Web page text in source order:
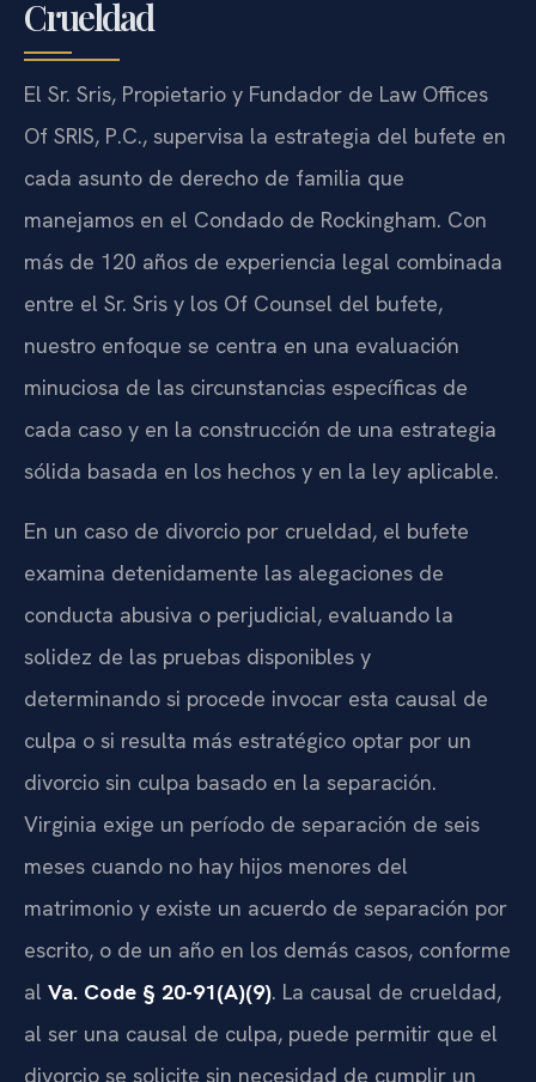
Crueldad
El Sr. Sris, Propietario y Fundador de Law Offices
Of SRIS, P.C., supervisa la estrategia del bufete en
cada asunto de derecho de familia que
manejamos en el Condado de Rockingham. Con
más de 120 años de experiencia legal combinada
entre el Sr. Sris y los Of Counsel del bufete,
nuestro enfoque se centra en una evaluación
minuciosa de las circunstancias específicas de
cada caso y en la construcción de una estrategia
sólida basada en los hechos y en la ley aplicable.
En un caso de divorcio por crueldad, el bufete
examina detenidamente las alegaciones de
conducta abusiva o perjudicial, evaluando la
solidez de las pruebas disponibles y
determinando si procede invocar esta causal de
culpa o si resulta más estratégico optar por un
divorcio sin culpa basado en la separación.
Virginia exige un período de separación de seis
meses cuando no hay hijos menores del
matrimonio y existe un acuerdo de separación por
escrito, o de un año en los demás casos, conforme
al Va. Code § 20-91(A)(9). La causal de crueldad,
al ser una causal de culpa, puede permitir que el
divorcio se solicite sin necesidad de cumplir un